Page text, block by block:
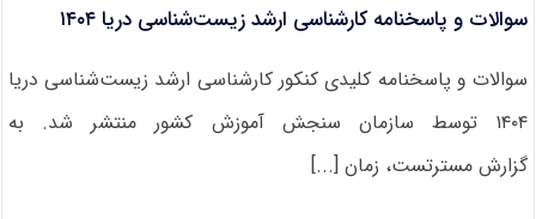
سوالات و پاسخنامه کارشناسی ارشد زیست‌شناسی دریا ۱۴۰۴
سوالات و پاسخنامه کلیدی کنکور کارشناسی ارشد زیست‌شناسی دریا
۱۴۰۴ توسط سازمان سنجش آموزش کشور منتشر شد. به
گزارش مسترتست، زمان [...]